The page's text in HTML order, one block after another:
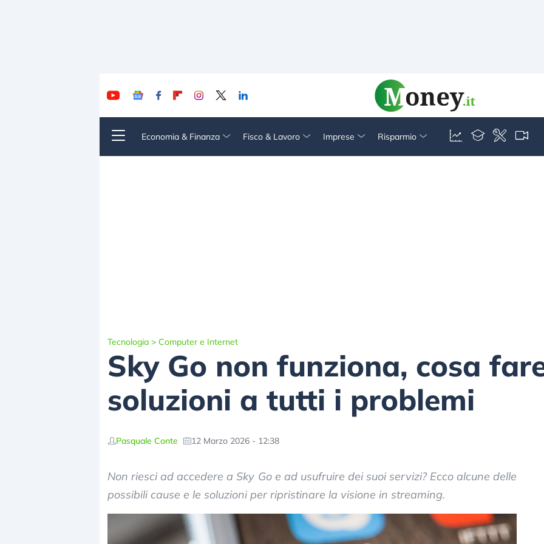
Economia & Finanza Fisco & Lavoro Imprese Risparmio
Tecnologia > Computer e Internet
Sky Go non funziona, cosa
soluzioni a tutti i problemi
Pasquale Conte 12 Marzo 2026 - 12:38
Non riesci ad accedere a Sky Go e ad usufruire dei suoi servizi? Ecco alcune delle
possibili cause e le soluzioni per ripristinare la visione in streaming.